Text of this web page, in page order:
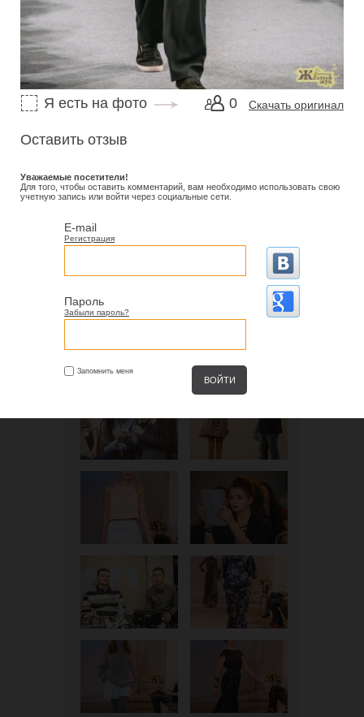
Скачать оригинал
0
Я есть на фото
Оставить отзыв
Уважаемые посетители!
Для того, чтобы оставить комментарий, вам необходимо использовать свою
учетную запись или войти через социальные сети.
E-mail
Регистрация
Пароль
Забыли пароль?
Запомнить меня